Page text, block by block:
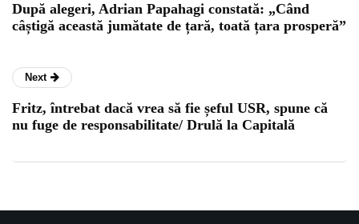
După alegeri, Adrian Papahagi constată: „Când
câștigă această jumătate de țară, toată țara prosperă”
Next
Fritz, întrebat dacă vrea să fie șeful USR, spune că
nu fuge de responsabilitate/ Drulă la Capitală